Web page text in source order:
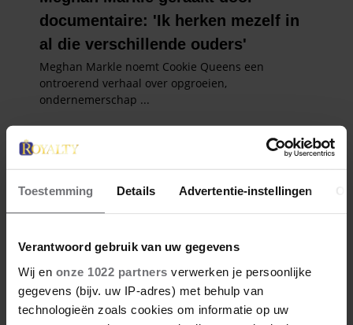
Toestemming Details Advertentie-instellingen
Verantwoord gebruik van uw gegevens
Wij en onze 1022 partners verwerken je persoonlijke
gegevens (bijv. uw IP-adres) met behulp van
technologieën zoals cookies om informatie op uw